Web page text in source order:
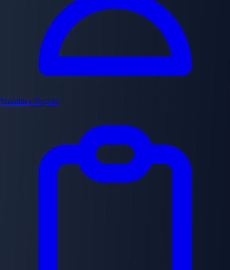
Yoshihiro Togashi